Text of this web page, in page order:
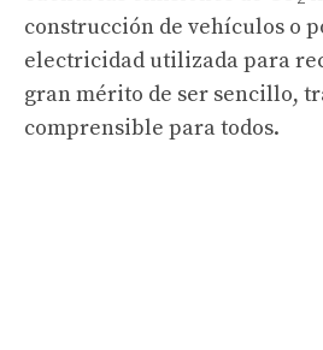
construcción de vehículos o
electricidad utilizada para
gran mérito de ser sencillo,
comprensible para todos.